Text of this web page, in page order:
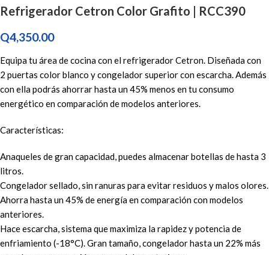
Refrigerador Cetron Color Grafito | RCC390
Q4,350.00
Equipa tu área de cocina con el refrigerador Cetron. Diseñada con
2 puertas color blanco y congelador superior con escarcha. Además
con ella podrás ahorrar hasta un 45% menos en tu consumo
energético en comparación de modelos anteriores.
Características:
Anaqueles de gran capacidad, puedes almacenar botellas de hasta 3
litros.
Congelador sellado, sin ranuras para evitar residuos y malos olores.
Ahorra hasta un 45% de energía en comparación con modelos
anteriores.
Hace escarcha, sistema que maximiza la rapidez y potencia de
enfriamiento (-18°C). Gran tamaño, congelador hasta un 22% más